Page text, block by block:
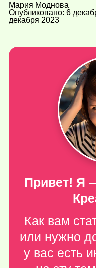
Мария Моднова
Опубликовано: 6
декабря 2023
Привет! Я
Как вам
или нужно
у вас есть